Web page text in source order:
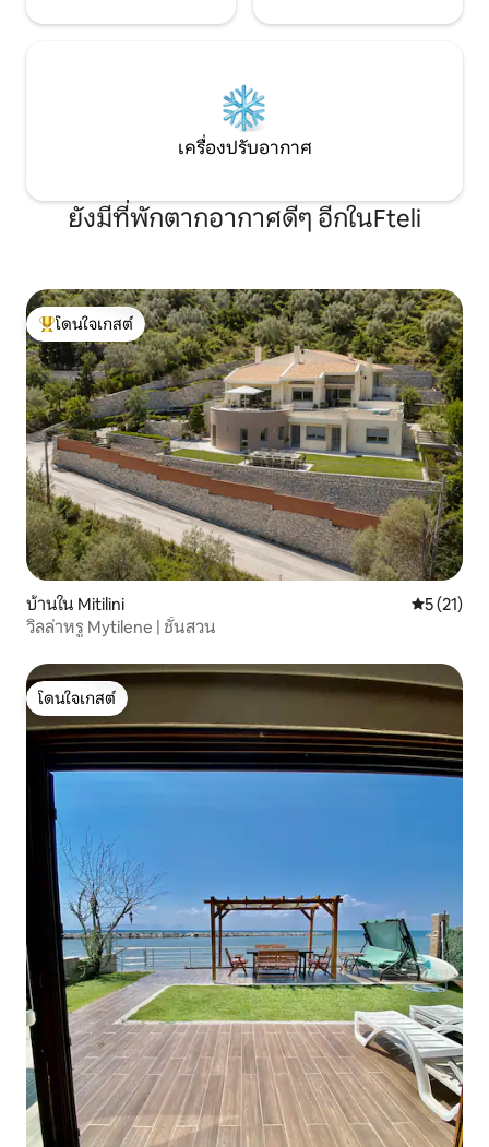
เครื่องปรับอากาศ
ยังมีที่พักตากอากาศดีๆ อีกในFteli
โดนใจเกสต์ที่สุด
โดนใจเกสต์
บ้านใน Mitilini คะแนนเฉลี่
5 (21)
วิลล่าหรู Mytilene | ชั้นสวน
โดนใจเกสต์
โดนใจเกสต์